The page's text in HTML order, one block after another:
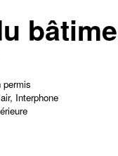
permis
Interphone